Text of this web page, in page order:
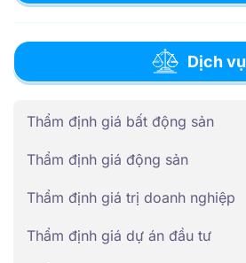
Dịch vụ
Thẩm định giá bất động sản
Thẩm định giá động sản
Thẩm định giá trị doanh nghiệp
Thẩm định giá dự án đầu tư